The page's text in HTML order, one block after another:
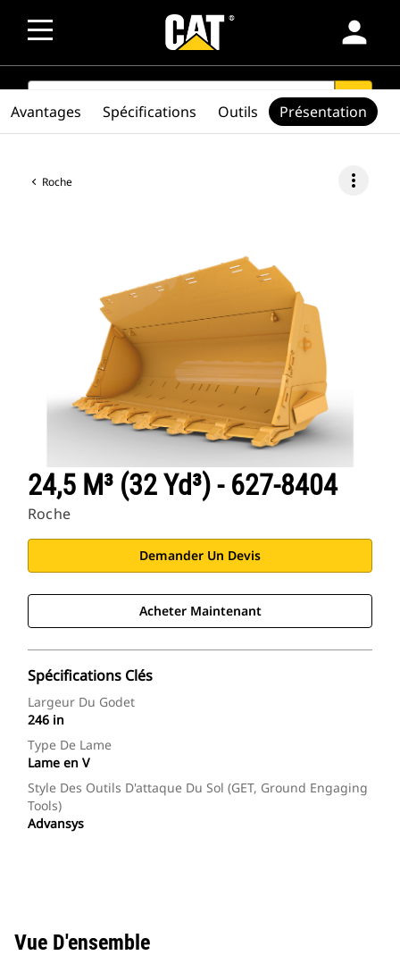
person
SEARCH search
Roche more_vert
24,5 M³ (32 Yd³) - 627-8404
Roche
Demander Un Devis
Acheter Maintenant
Spécifications Clés
Largeur Du Godet
246 in
Type De Lame
Lame en V
Style Des Outils D'attaque Du Sol (GET, Ground Engaging
Tools)
Advansys
Avantages Spécifications Outils Présentation
Vue D'ensemble